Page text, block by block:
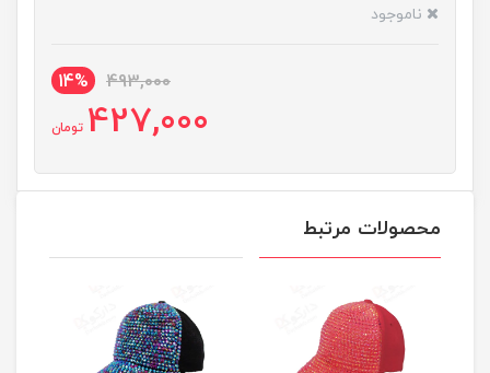
ناموجود
493,000
14%
427,000 تومان
محصولات مرتبط